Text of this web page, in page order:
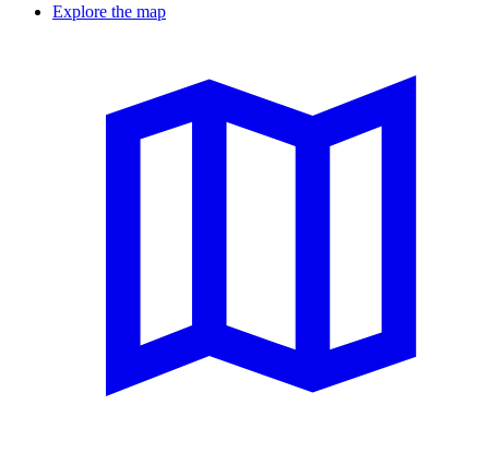
Explore the map